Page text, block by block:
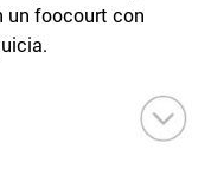
un foocourt con